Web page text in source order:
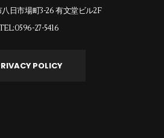
日市場町3-26 有文堂ビル2F
27-5416
POLICY